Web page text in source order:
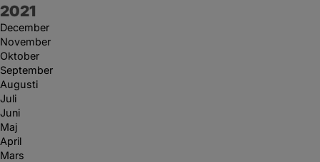
År:
2021
December
November
Oktober
September
Augusti
Juli
Juni
Maj
April
Mars